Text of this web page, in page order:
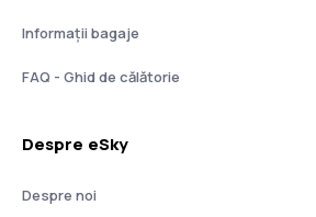
Informații bagaje
FAQ - Ghid de călătorie
Despre eSky
Despre noi